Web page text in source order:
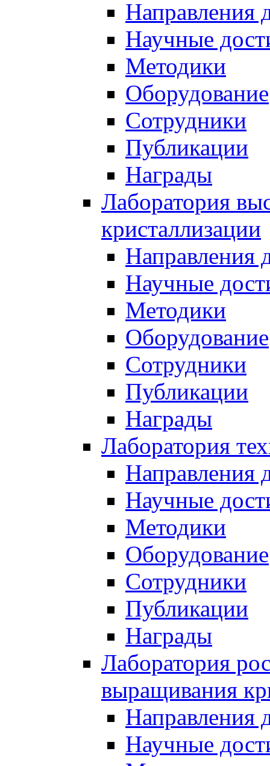
Направления
Научные
Методики
Оборудование
Сотрудники
Публикации
Награды
Лаборатория
кристаллизации
Направления
Научные
Методики
Оборудование
Сотрудники
Публикации
Награды
Лаборатория
Направления
Научные
Методики
Оборудование
Сотрудники
Публикации
Награды
Лаборатория
выращивания
Направления
Научные